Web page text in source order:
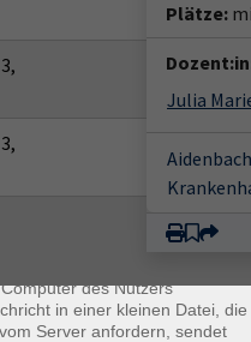
Plätze:
Julia
des Nutzers
in einer kleinen Datei, die
Server anfordern, sendet